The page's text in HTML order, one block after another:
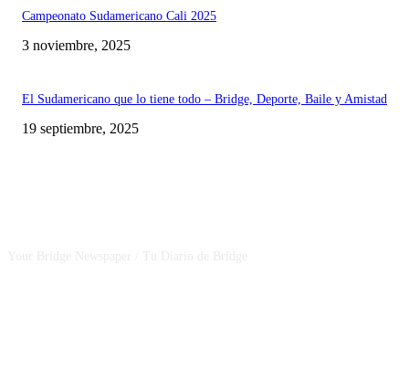
Campeonato Sudamericano Cali 2025
3 noviembre, 2025
El Sudamericano que lo tiene todo – Bridge, Deporte, Baile y Amistad
19 septiembre, 2025